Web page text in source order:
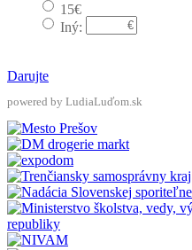
15€
Iný:
Darujte
powered by LudiaLuďom.sk